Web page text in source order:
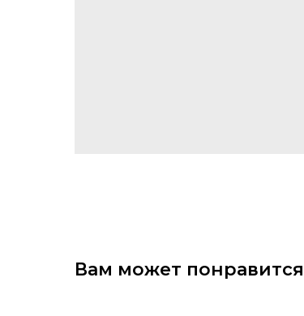
Вам может понравится